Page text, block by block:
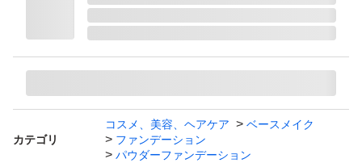
再出品と更新を繰り返し行いますので、不快に思われる方
お品到着確認後の速やかな受け取り連絡をしていただける
方を希望します。
カテゴリ
コスメ、美容、ヘアケア
ベースメイク
ファンデーション
パウダーファンデーション